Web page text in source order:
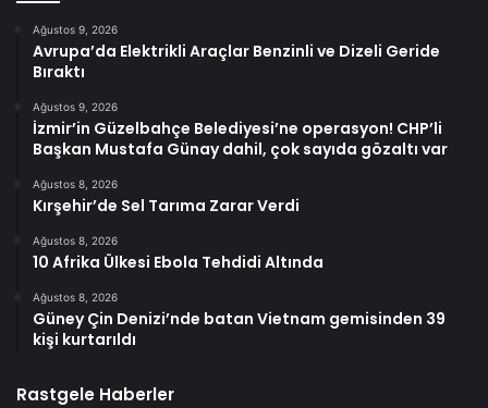
Ağustos 9, 2026
Avrupa’da Elektrikli Araçlar Benzinli ve Dizeli Geride
Bıraktı
Ağustos 9, 2026
İzmir’in Güzelbahçe Belediyesi’ne operasyon! CHP’li
Başkan Mustafa Günay dahil, çok sayıda gözaltı var
Ağustos 8, 2026
Kırşehir’de Sel Tarıma Zarar Verdi
Ağustos 8, 2026
10 Afrika Ülkesi Ebola Tehdidi Altında
Ağustos 8, 2026
Güney Çin Denizi’nde batan Vietnam gemisinden 39
kişi kurtarıldı
Rastgele Haberler